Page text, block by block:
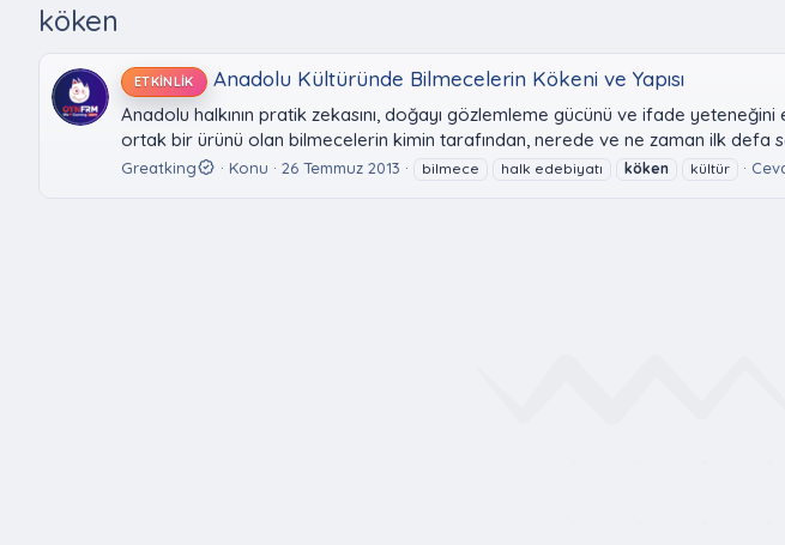
köken
ETKINLIK Anadolu Kültüründe Bilmecelerin Kökeni ve Yapısı
Anadolu halkının pratik zekasını, doğayı gözlemleme gücünü ve ifade
ortak bir ürünü olan bilmecelerin kimin tarafından, nerede ve ne zaman ilk defa
Greatking Konu 26 Temmuz 2013 bilmece halk edebiyatı köken kültür